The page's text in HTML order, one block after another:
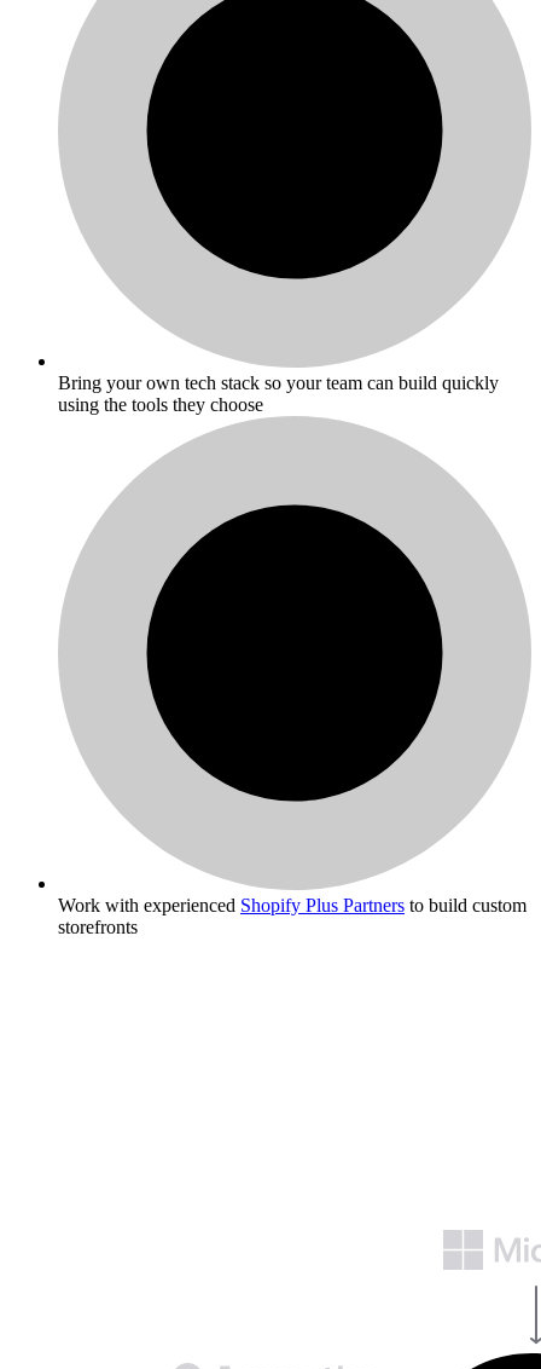
Bring your own tech stack so your team can build quickly
using the tools they choose
Work with experienced Shopify Plus Partners to build custom
storefronts